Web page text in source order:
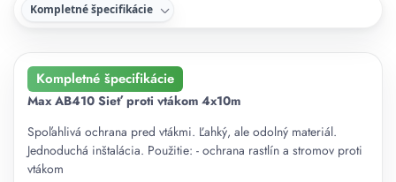
Kompletné špecifikácie
Kompletné špecifikácie
Max AB410 Sieť proti vtákom 4x10m
Spoľahlivá ochrana pred vtákmi. Ľahký, ale odolný materiál.
Jednoduchá inštalácia. Použitie: - ochrana rastlín a stromov proti
vtákom